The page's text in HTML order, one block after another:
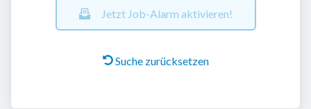
Jetzt Job-Alarm aktivieren!
Suche zurücksetzen